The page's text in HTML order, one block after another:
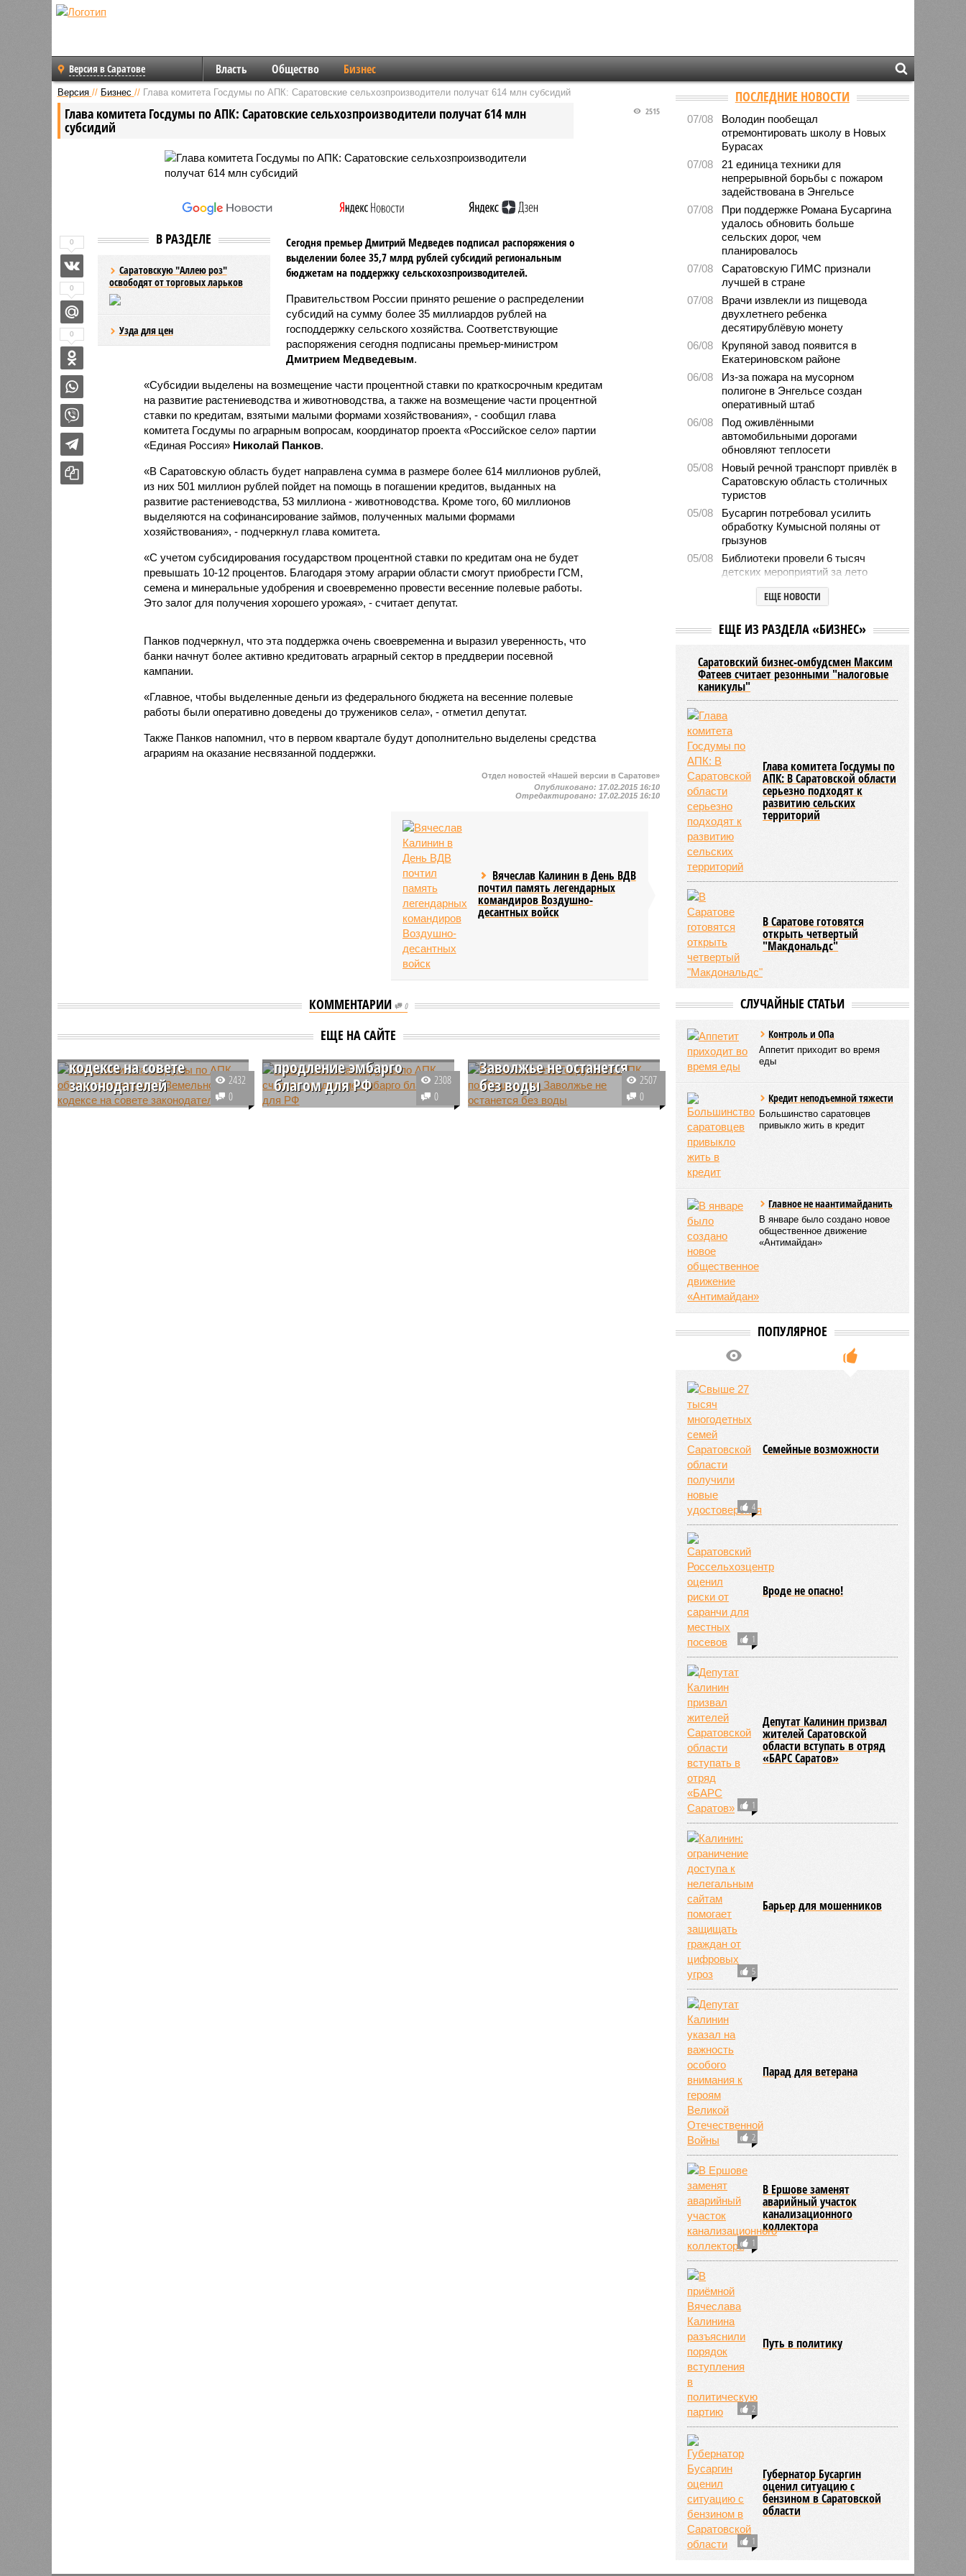
Версия в Саратове Власть Общество Бизнес
Версия // Бизнес // Глава комитета Госдумы по АПК: Саратовские сельхозпроизводители получат 614 млн субсидий
Глава комитета Госдумы по АПК: Саратовские сельхозпроизводители получат 614 млн
субсидий
2515
В РАЗДЕЛЕ
Саратовскую "Аллею роз"
освободят от торговых ларьков
Узда для цен
Сегодня премьер Дмитрий Медведев подписал распоряжения о
выделении более 35,7 млрд рублей субсидий региональным
бюджетам на поддержку сельскохозпроизводителей.
Правительством России принято решение о распределении
субсидий на сумму более 35 миллиардов рублей на
господдержку сельского хозяйства. Соответствующие
распоряжения сегодня подписаны премьер-министром
Дмитрием Медведевым.
«Субсидии выделены на возмещение части процентной ставки по краткосрочным кредитам
на развитие растениеводства и животноводства, а также на возмещение части процентной
ставки по кредитам, взятыми малыми формами хозяйствования», - сообщил глава
комитета Госдумы по аграрным вопросам, координатор проекта «Российское село» партии
«Единая Россия» Николай Панков.
«В Саратовскую область будет направлена сумма в размере более 614 миллионов рублей,
из них 501 миллион рублей пойдет на помощь в погашении кредитов, выданных на
развитие растениеводства, 53 миллиона - животноводства. Кроме того, 60 миллионов
выделяются на софинансирование займов, полученных малыми формами
хозяйствования», - подчеркнул глава комитета.
«С учетом субсидирования государством процентной ставки по кредитам она не будет
превышать 10-12 процентов. Благодаря этому аграрии области смогут приобрести ГСМ,
семена и минеральные удобрения и своевременно провести весенние полевые работы.
Это залог для получения хорошего урожая», - считает депутат.
Панков подчеркнул, что эта поддержка очень своевременна и выразил уверенность, что
банки начнут более активно кредитовать аграрный сектор в преддверии посевной
кампании.
«Главное, чтобы выделенные деньги из федерального бюджета на весенние полевые
работы были оперативно доведены до тружеников села», - отметил депутат.
Также Панков напомнил, что в первом квартале будут дополнительно выделены средства
аграриям на оказание несвязанной поддержки.
0
0
0
Отдел новостей «Нашей версии в Саратове»
Опубликовано: 17.02.2015 16:10
Отредактировано: 17.02.2015 16:10
Вячеслав Калинин в День ВДВ
почтил память легендарных
командиров Воздушно-
десантных войск
КОММЕНТАРИИ 0
ЕЩЕ НА САЙТЕ
Глава комитета Госдумы
по АПК обсудит
кодексе на совете
законодателей
Председатель комитета Госдумы
2432
0
Глава комитета Госдумы
по АПК считает
продление эмбарго
благом для РФ
Глава комитета Госдумы по АПК,
2308
0
Глава комитета Госдумы
Заволжье не останется
без воды
Депутат комитета Госдумы по
2507
0
ПОСЛЕДНИЕ НОВОСТИ
07/08
Володин пообещал
отремонтировать школу в Новых
Бурасах
07/08
21 единица техники для
непрерывной борьбы с пожаром
задействована в Энгельсе
07/08
При поддержке Романа Бусаргина
удалось обновить больше
сельских дорог, чем
планировалось
07/08
Саратовскую ГИМС признали
лучшей в стране
07/08
Врачи извлекли из пищевода
двухлетнего ребенка
десятирублёвую монету
06/08
Крупяной завод появится в
Екатериновском районе
06/08
Из-за пожара на мусорном
полигоне в Энгельсе создан
оперативный штаб
06/08
Под оживлёнными
автомобильными дорогами
обновляют теплосети
05/08
Новый речной транспорт привлёк в
Саратовскую область столичных
туристов
05/08
Бусаргин потребовал усилить
обработку Кумысной поляны от
грызунов
05/08
Библиотеки провели 6 тысяч
детских мероприятий за лето
Власти формируют стратегию
развития медицины до 2030 года
обсудил с главой Ртищевского
сетей
04/08
Саратовская область заняла 12
место по внедрению Платформы
дорог направят дополнительные
средства
ЕЩЕ НОВОСТИ
ЕЩЕ ИЗ РАЗДЕЛА «БИЗНЕС»
Саратовский бизнес-омбудсмен Максим
Фатеев считает резонными "налоговые
каникулы"
Глава комитета Госдумы по
АПК: В Саратовской области
серьезно подходят к
развитию сельских
территорий
В Саратове готовятся
открыть четвертый
"Макдональдс"
СЛУЧАЙНЫЕ СТАТЬИ
Контроль и ОПа
Аппетит приходит во время
еды
Кредит неподъемной тяжести
Большинство саратовцев
привыкло жить в кредит
Главное не наантимайданить
В январе было создано новое
общественное движение
«Антимайдан»
ПОПУЛЯРНОЕ
4
Семейные возможности
1
Вроде не опасно!
1
Депутат Калинин призвал
жителей Саратовской
области вступать в отряд
«БАРС Саратов»
5
Барьер для мошенников
2
Парад для ветерана
1
В Ершове заменят
аварийный участок
канализационного
коллектора
2
Путь в политику
1
Губернатор Бусаргин
оценил ситуацию с
бензином в Саратовской
области